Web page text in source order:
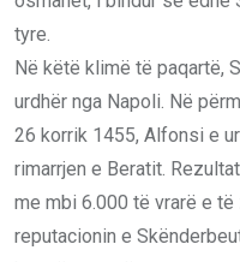
tyre.
Në këtë klimë të paqartë,
urdhër nga Napoli. Në
26 korrik 1455, Alfonsi e
rimarrjen e Beratit.
me mbi 6.000 të vrarë e
reputacionin e